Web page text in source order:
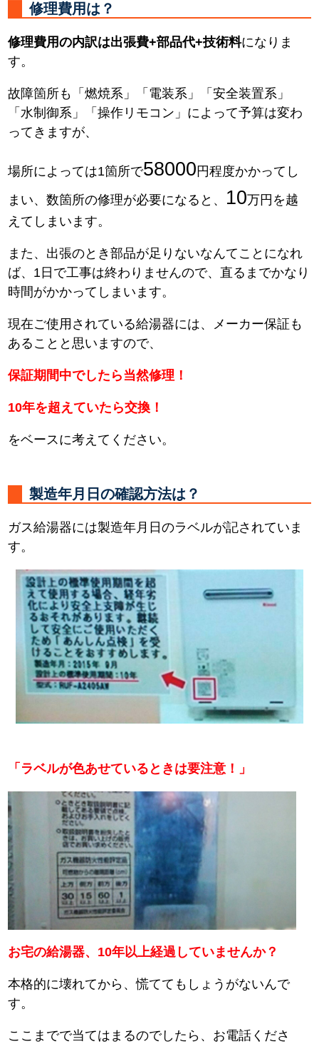
修理費用は？
修理費用の内訳は出張費+部品代+技術料になりま
す。
故障箇所も「燃焼系」「電装系」「安全装置系」
「水制御系」「操作リモコン」によって予算は変わ
ってきますが、
場所によっては1箇所で58000 円程度かかってし
まい、数箇所の修理が必要になると、 10万円を越
えてしまいます。
また、出張のとき部品が足りないなんてことになれ
ば、1日で工事は終わりませんので、直るまでかなり
時間がかかってしまいます。
現在ご使用されている給湯器には、メーカー保証も
あることと思いますので、
保証期間中でしたら当然修理！
10年を超えていたら交換！
をベースに考えてください。
製造年月日の確認方法は？
ガス給湯器には製造年月日のラベルが記されていま
す。
「ラベルが色あせているときは要注意！」
お宅の給湯器、10年以上経過していませんか？
本格的に壊れてから、慌ててもしょうがないんで
す。
ここまでで当てはまるのでしたら、お電話くださ